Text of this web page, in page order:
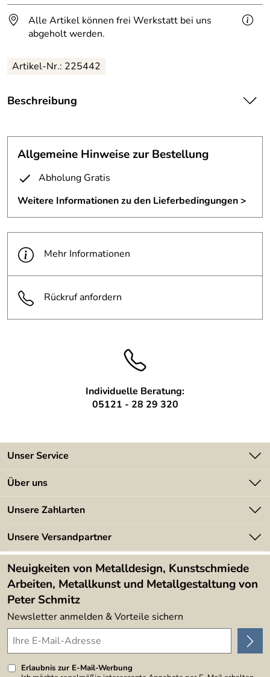
Alle Artikel können frei Werkstatt bei uns
abgeholt werden.
Artikel-Nr.: 225442
Beschreibung
hinterleuchteten Plexiglasscheibe.
Werbetechnik: Rebuschat Design Hildesheim
Allgemeine Hinweise zur Bestellung
Abholung Gratis
Weitere Informationen zu den Lieferbedingungen >
Mehr Informationen
Rückruf anfordern
Individuelle Beratung:
05121 - 28 29 320
Unser Service
Kontakt
Kundeninformationen
Newsletter
Lieferbedingungen
Über uns
Angebote
Kundenbewertungen (394)
4,9/5
Unsere Zahlarten
Unsere Versandpartner
Neuigkeiten von Metalldesign, Kunstschmiede
Arbeiten, Metallkunst und Metallgestaltung von
Peter Schmitz
Newsletter anmelden & Vorteile sichern
Erlaubnis zur E-Mail-Werbung